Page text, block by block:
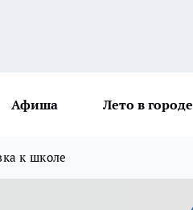
Афиша Лето в городе
к школе